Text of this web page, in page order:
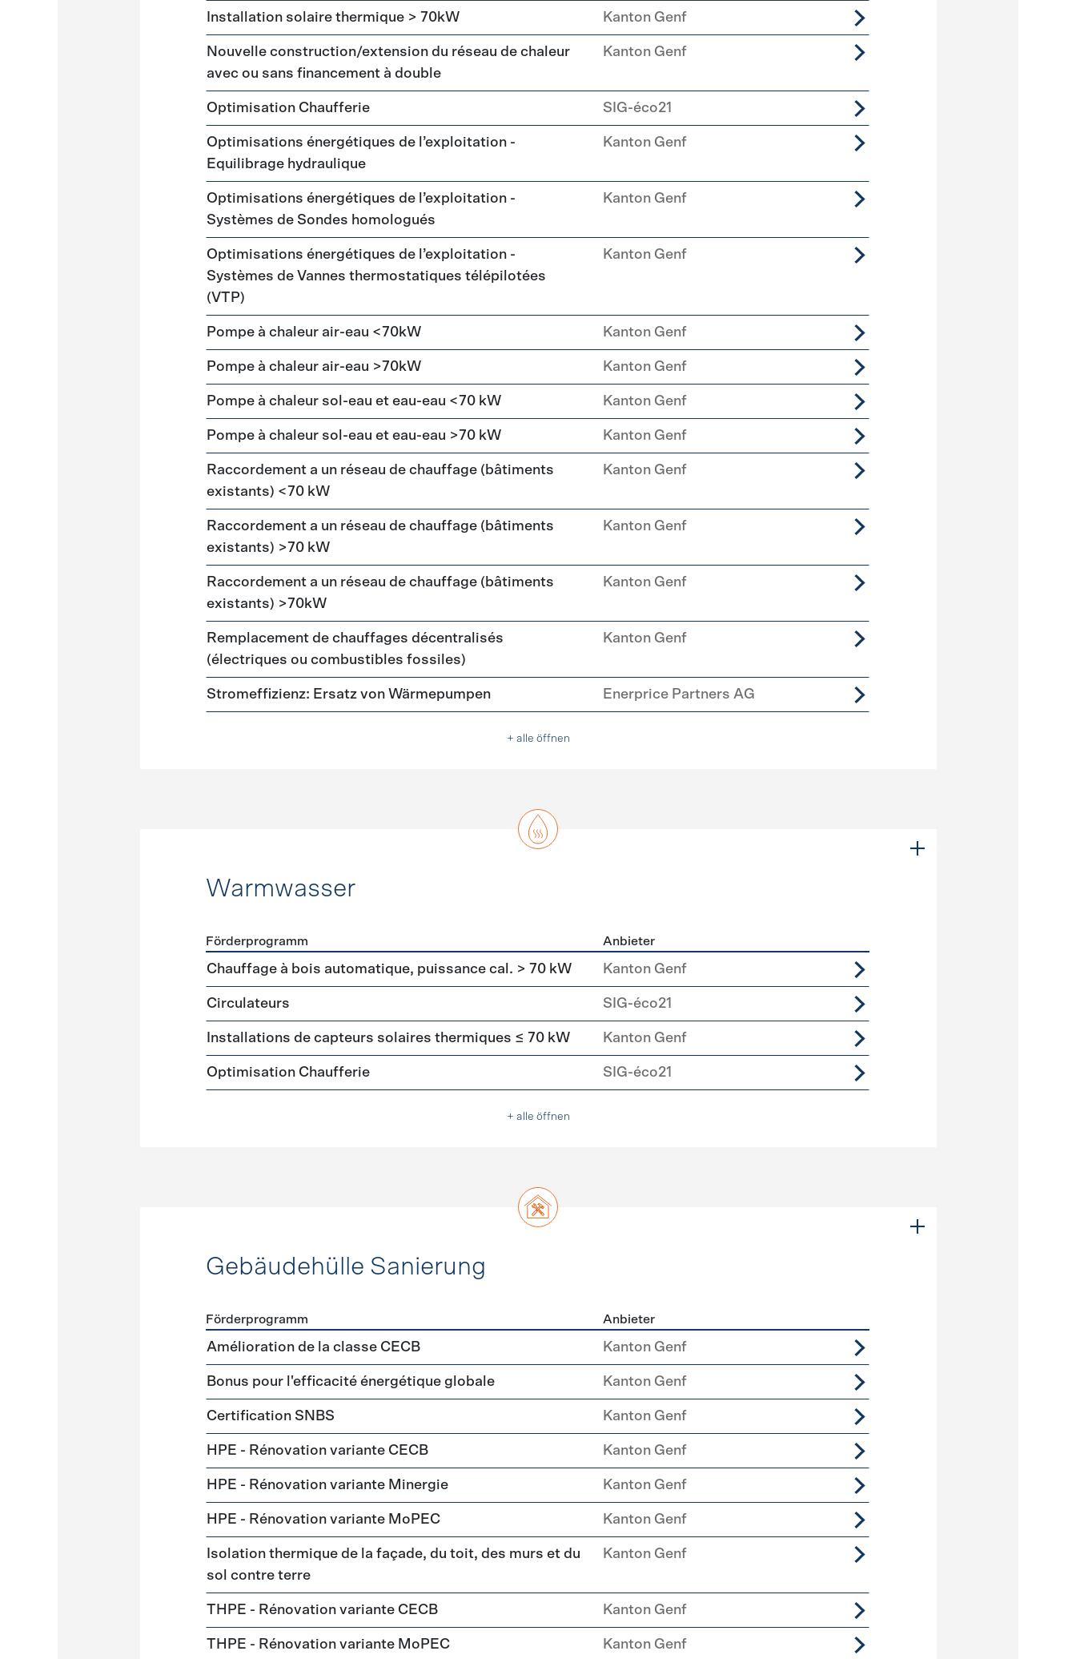
Installation solaire thermique > 70kW Kanton Genf
Nouvelle construction/extension du réseau de chaleur
avec ou sans financement à double
Kanton Genf
Optimisation Chaufferie SIG-éco21
Optimisations énergétiques de l’exploitation -
Equilibrage hydraulique
Kanton Genf
Optimisations énergétiques de l’exploitation -
Systèmes de Sondes homologués
Kanton Genf
Optimisations énergétiques de l’exploitation -
Systèmes de Vannes thermostatiques télépilotées
(VTP)
Kanton Genf
Pompe à chaleur air-eau <70kW Kanton Genf
Pompe à chaleur air-eau >70kW Kanton Genf
Pompe à chaleur sol-eau et eau-eau <70 kW Kanton Genf
Pompe à chaleur sol-eau et eau-eau >70 kW Kanton Genf
Raccordement a un réseau de chauffage (bâtiments
existants) <70 kW
Kanton Genf
Raccordement a un réseau de chauffage (bâtiments
existants) >70 kW
Kanton Genf
Raccordement a un réseau de chauffage (bâtiments
existants) >70kW
Kanton Genf
Remplacement de chauffages décentralisés
(électriques ou combustibles fossiles)
Kanton Genf
Stromeffizienz: Ersatz von Wärmepumpen Enerprice Partners AG
+ alle öffnen
Warmwasser
Förderprogramme Warmwasser
Förderprogramm Anbieter
Chauffage à bois automatique, puissance cal. > 70 kW Kanton Genf
Circulateurs SIG-éco21
Installations de capteurs solaires thermiques ≤ 70 kW Kanton Genf
Optimisation Chaufferie SIG-éco21
+ alle öffnen
Gebäudehülle Sanierung
Förderprogramme Gebäudehülle Sanierung
Förderprogramm Anbieter
Amélioration de la classe CECB Kanton Genf
Bonus pour l'efficacité énergétique globale Kanton Genf
Certification SNBS Kanton Genf
HPE - Rénovation variante CECB Kanton Genf
HPE - Rénovation variante Minergie Kanton Genf
HPE - Rénovation variante MoPEC Kanton Genf
Isolation thermique de la façade, du toit, des murs et du
sol contre terre
Kanton Genf
THPE - Rénovation variante CECB Kanton Genf
THPE - Rénovation variante MoPEC Kanton Genf